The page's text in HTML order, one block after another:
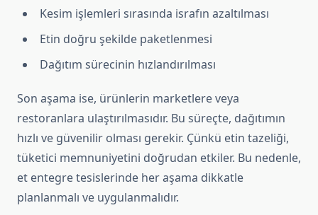
Kesim işlemleri sırasında israfın azaltılması
Etin doğru şekilde paketlenmesi
Dağıtım sürecinin hızlandırılması
Son aşama ise, ürünlerin marketlere veya
restoranlara ulaştırılmasıdır. Bu süreçte, dağıtımın
hızlı ve güvenilir olması gerekir. Çünkü etin tazeliği,
tüketici memnuniyetini doğrudan etkiler. Bu nedenle,
et entegre tesislerinde her aşama dikkatle
planlanmalı ve uygulanmalıdır.